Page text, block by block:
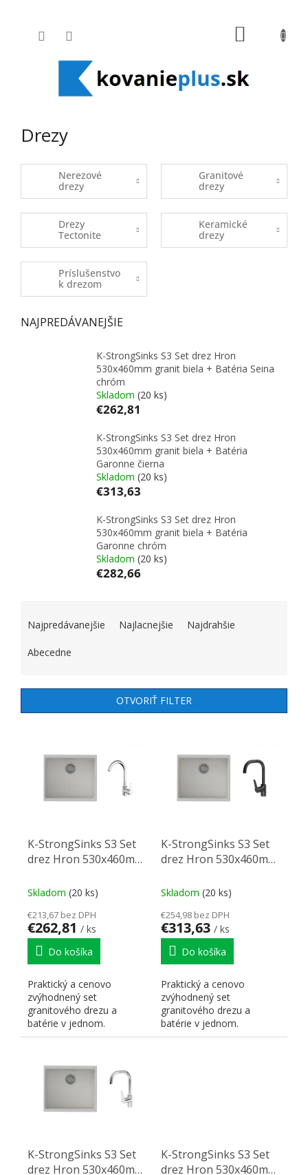
Drezy
Nerezové
drezy
Granitové
drezy
Drezy
Tectonite
Keramické
drezy
Príslušenstvo
k drezom
NAJPREDÁVANEJŠIE
K-StrongSinks S3 Set drez Hron
530x460mm granit biela + Batéria Seina
chróm
Skladom (20 ks)
€262,81
K-StrongSinks S3 Set drez Hron
530x460mm granit biela + Batéria
Garonne čierna
Skladom (20 ks)
€313,63
K-StrongSinks S3 Set drez Hron
530x460mm granit biela + Batéria
Garonne chróm
Skladom (20 ks)
€282,66
Najpredávanejšie Najlacnejšie Najdrahšie
Abecedne
OTVORIŤ FILTER
K-StrongSinks S3 Set
drez Hron 530x460mm
Seina chróm
Skladom (20 ks)
€213,67 bez DPH
€262,81 / ks
Do košíka
Praktický a cenovo
zvýhodnený set
granitového drezu a
batérie v jednom.
K-StrongSinks S3 Set
drez Hron 530x460mm
Garonne čierna
Skladom (20 ks)
€254,98 bez DPH
€313,63 / ks
Do košíka
Praktický a cenovo
zvýhodnený set
granitového drezu a
batérie v jednom.
K-StrongSinks S3 Set
drez Hron 530x460mm
K-StrongSinks S3 Set
drez Hron 530x460mm